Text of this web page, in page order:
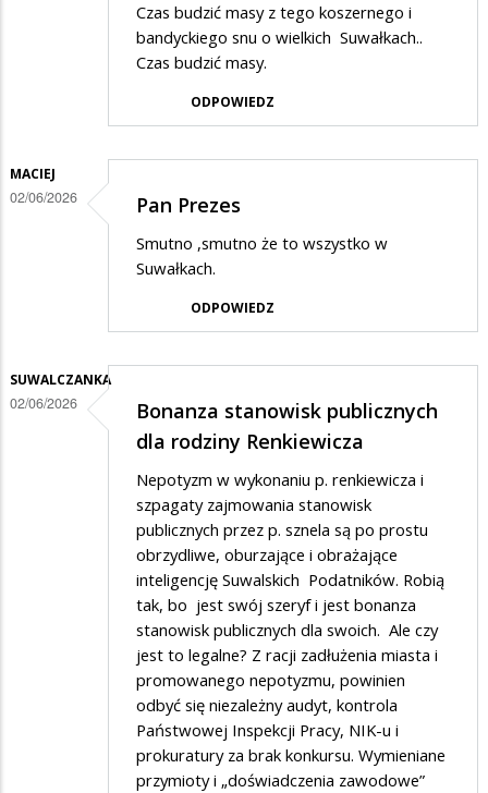
Czas budzić masy z tego koszernego i
bandyckiego snu o wielkich Suwałkach..
Czas budzić masy.
ODPOWIEDZ
MACIEJ
02/06/2026 Pan Prezes
Smutno ,smutno że to wszystko w
Suwałkach.
ODPOWIEDZ
SUWALCZANKA
02/06/2026
Bonanza stanowisk publicznych
dla rodziny Renkiewicza
Nepotyzm w wykonaniu p. renkiewicza i
szpagaty zajmowania stanowisk
publicznych przez p. sznela są po prostu
obrzydliwe, oburzające i obrażające
inteligencję Suwalskich Podatników. Robią
tak, bo jest swój szeryf i jest bonanza
stanowisk publicznych dla swoich. Ale czy
jest to legalne? Z racji zadłużenia miasta i
promowanego nepotyzmu, powinien
odbyć się niezależny audyt, kontrola
Państwowej Inspekcji Pracy, NIK-u i
prokuratury za brak konkursu. Wymieniane
przymioty i „doświadczenia zawodowe”